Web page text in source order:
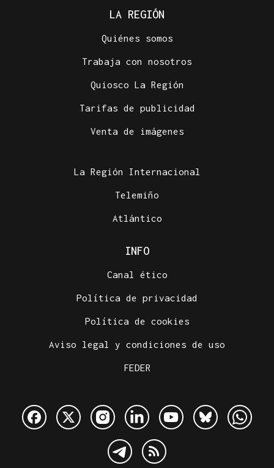
LA REGIÓN
Quiénes somos
Trabaja con nosotros
Quiosco La Región
Tarifas de publicidad
Venta de imágenes
La Región Internacional
Telemiño
Atlántico
INFO
Canal ético
Política de privacidad
Política de cookies
Aviso legal y condiciones de uso
FEDER